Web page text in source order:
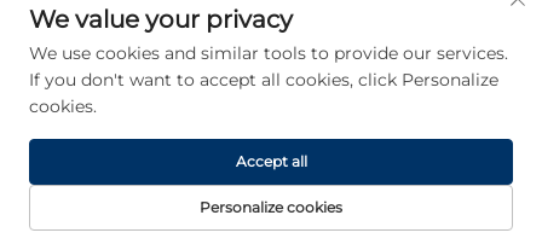
des émissions
Les réglementations environnementales régissant le
fonctionnement des groupes électrogènes des centres de
données exigent l’intégration de systèmes d’échappement
permettant de maîtriser les émissions d’oxydes d’azote, de
matières particulaires, de monoxyde de carbone et
d’hydrocarbures imbrûlés. L’intégration du système
d’échappement commence au niveau du groupe
électrogène, avec des raccordements au collecteur
d’échappement vers des canalisations isolées qui
We value your privacy
We use cookies and similar tools to provide our services.
If you don't want to accept all cookies, click Personalize
cookies.
Personalize cookies
Accept all